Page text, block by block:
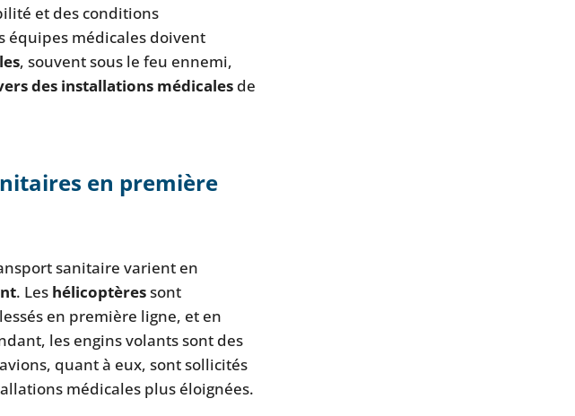
et des conditions
équipes médicales doivent
, souvent sous le feu ennemi,
des installations médicalesde
en première
sanitaire varient en
. Les hélicoptèressont
en première ligne, et en
les engins volants sont des
quant à eux, sont sollicités
médicales plus éloignées.